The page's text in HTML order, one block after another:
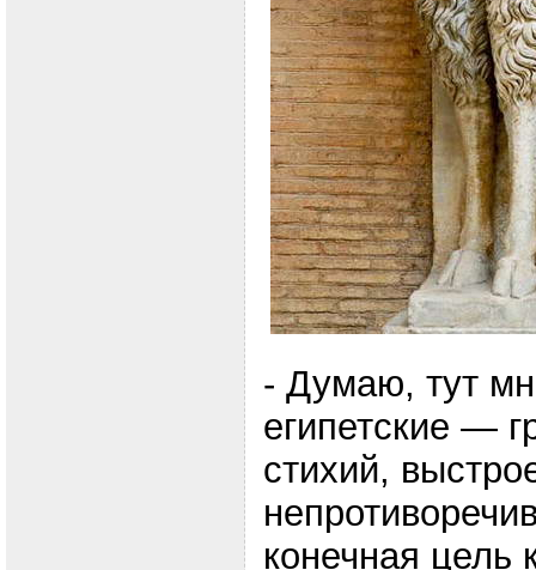
- Думаю, тут
египетские —
стихий,
конечная цель